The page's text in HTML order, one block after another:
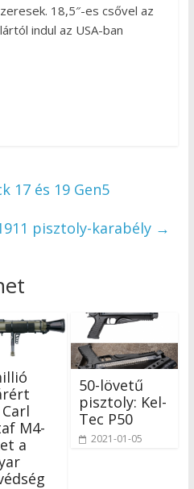
18,5″-es csővel az
indul az USA-ban
17 és 19 Gen5
pisztoly-karabély →
M4-
a
50-lövetű
pisztoly: Kel-
Tec P50
2021-01-05